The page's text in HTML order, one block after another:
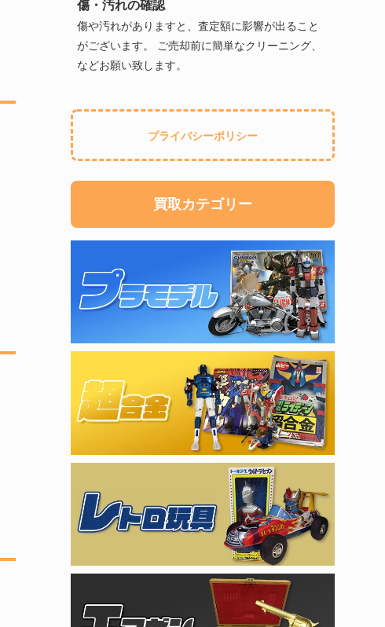
傷・汚れの確認
傷や汚れがありますと、査定額に影響が出ること
がございます。 ご売却前に簡単なクリーニング、
などお願い致します。
プライバシーポリシー
買取カテゴリー